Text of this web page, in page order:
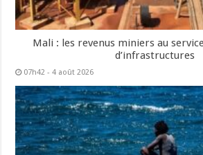
Mali : les revenus miniers au
d’infrastructures
07h42 - 4 août 2026